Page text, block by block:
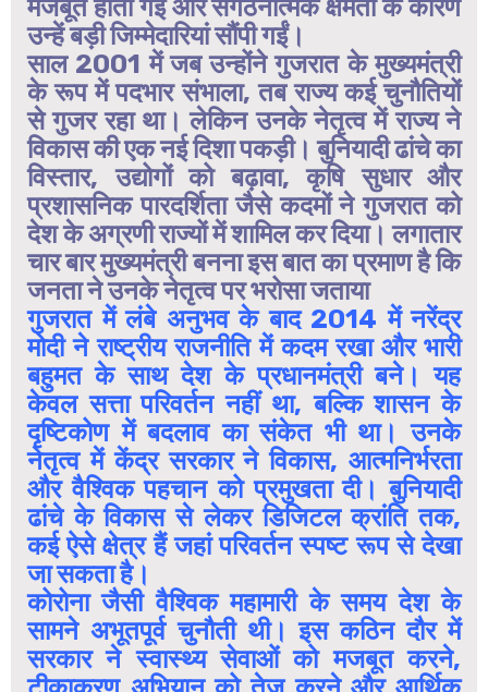
मजबूत होती गई और संगठनात्मक क्षमता के कारण
उन्हें बड़ी जिम्मेदारियां सौंपी गईं।
साल 2001 में जब उन्होंने गुजरात के मुख्यमंत्री
के रूप में पदभार संभाला, तब राज्य कई चुनौतियों
से गुजर रहा था। लेकिन उनके नेतृत्व में राज्य ने
विकास की एक नई दिशा पकड़ी। बुनियादी ढांचे का
विस्तार, उद्योगों को बढ़ावा, कृषि सुधार और
प्रशासनिक पारदर्शिता जैसे कदमों ने गुजरात को
देश के अग्रणी राज्यों में शामिल कर दिया। लगातार
चार बार मुख्यमंत्री बनना इस बात का प्रमाण है कि
जनता ने उनके नेतृत्व पर भरोसा जताया
गुजरात में लंबे अनुभव के बाद 2014 में नरेंद्र
मोदी ने राष्ट्रीय राजनीति में कदम रखा और भारी
बहुमत के साथ देश के प्रधानमंत्री बने। यह
केवल सत्ता परिवर्तन नहीं था, बल्कि शासन के
दृष्टिकोण में बदलाव का संकेत भी था। उनके
नेतृत्व में केंद्र सरकार ने विकास, आत्मनिर्भरता
और वैश्विक पहचान को प्रमुखता दी। बुनियादी
ढांचे के विकास से लेकर डिजिटल क्रांति तक,
कई ऐसे क्षेत्र हैं जहां परिवर्तन स्पष्ट रूप से देखा
जा सकता है।
कोरोना जैसी वैश्विक महामारी के समय देश के
सामने अभूतपूर्व चुनौती थी। इस कठिन दौर में
सरकार ने स्वास्थ्य सेवाओं को मजबूत करने,